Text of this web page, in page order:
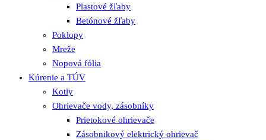
Plastové žľaby
Betónové žľaby
Poklopy
Mreže
Nopová fólia
Kúrenie a TÚV
Kotly
Ohrievače vody, zásobníky
Prietokové ohrievače
Zásobnikový elektrický ohrievač